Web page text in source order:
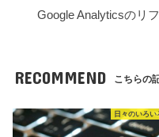
Google Analyticsのリ
RECOMMEND こちらの
日々のいろい